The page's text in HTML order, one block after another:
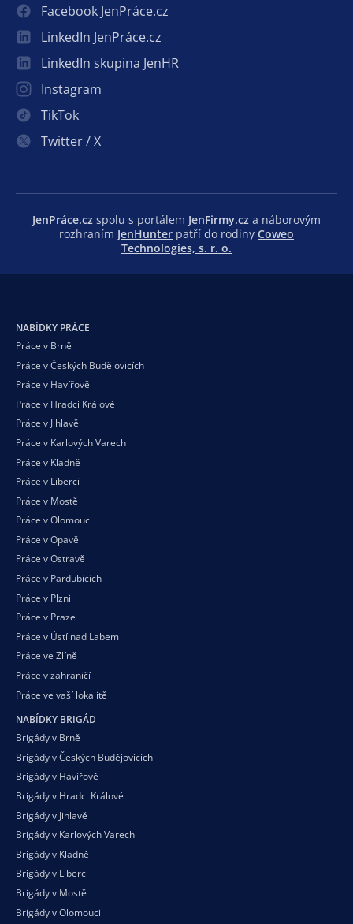
Facebook JenPráce.cz
LinkedIn JenPráce.cz
LinkedIn skupina JenHR
Instagram
TikTok
Twitter / X
JenPráce.cz spolu s portálem JenFirmy.cz a náborovým
rozhraním JenHunter patří do rodiny Coweo
Technologies, s. r. o.
NABÍDKY PRÁCE
Práce v Brně
Práce v Českých Budějovicích
Práce v Havířově
Práce v Hradci Králové
Práce v Jihlavě
Práce v Karlových Varech
Práce v Kladně
Práce v Liberci
Práce v Mostě
Práce v Olomouci
Práce v Opavě
Práce v Ostravě
Práce v Pardubicích
Práce v Plzni
Práce v Praze
Práce v Ústí nad Labem
Práce ve Zlíně
Práce v zahraničí
Práce ve vaší lokalitě
NABÍDKY BRIGÁD
Brigády v Brně
Brigády v Českých Budějovicích
Brigády v Havířově
Brigády v Hradci Králové
Brigády v Jihlavě
Brigády v Karlových Varech
Brigády v Kladně
Brigády v Liberci
Brigády v Mostě
Brigády v Olomouci